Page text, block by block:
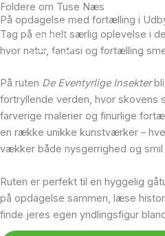
Gå
til
indholdet
Foldere om Tuse Næs
På opdagelse med fortælling i
Tag på en helt særlig oplevelse i
hvor natur, fantasi og fortælling
På ruten De Eventyrlige Insekter
fortryllende verden, hvor skovens
farverige malerier og finurlige
en række unikke kunstværker –
vækker både nysgerrighed og
Ruten er perfekt til en hyggelig
på opdagelse sammen, læse
finde jeres egen yndlingsfigur